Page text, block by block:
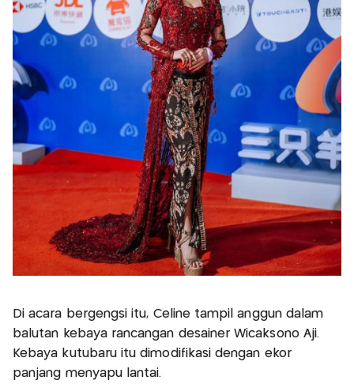
Di acara bergengsi itu, Celine tampil anggun dalam
balutan kebaya rancangan desainer Wicaksono Aji.
Kebaya kutubaru itu dimodifikasi dengan ekor
panjang menyapu lantai.